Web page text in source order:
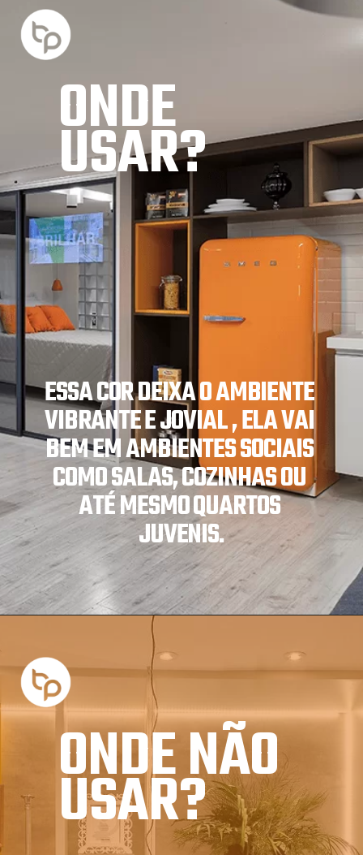
ESSA COR DEIXA O AMBIENTE
VIBRANTE E JOVIAL , ELA VAI
BEM EM AMBIENTES SOCIAIS
COMO SALAS, COZINHAS OU
ATÉ MESMO QUARTOS
JUVENIS.
ONDE
USAR?
ONDE NÃO
USAR?